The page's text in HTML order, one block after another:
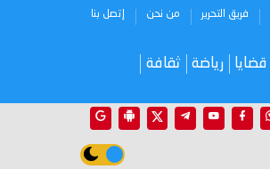
فريق التحرير من نحن إتصل بنا
قضايا رياضة ثقافة